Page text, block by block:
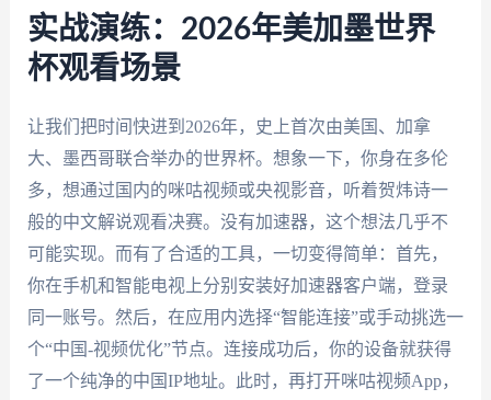
实战演练：2026年美加墨世界
杯观看场景
让我们把时间快进到2026年，史上首次由美国、加拿
大、墨西哥联合举办的世界杯。想象一下，你身在多伦
多，想通过国内的咪咕视频或央视影音，听着贺炜诗一
般的中文解说观看决赛。没有加速器，这个想法几乎不
可能实现。而有了合适的工具，一切变得简单：首先，
你在手机和智能电视上分别安装好加速器客户端，登录
同一账号。然后，在应用内选择“智能连接”或手动挑选一
个“中国-视频优化”节点。连接成功后，你的设备就获得
了一个纯净的中国IP地址。此时，再打开咪咕视频App，